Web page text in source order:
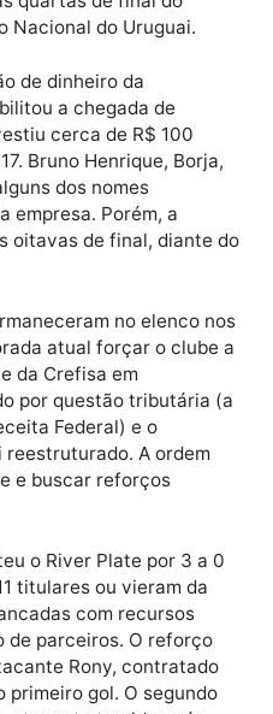
um elenco badalado
com a Traffic. Diego
foram alguns dos
quartas de final do
Nacional do Uruguai.
de dinheiro da
cerca de R$ 100
Bruno Henrique,
alguns dos nomes
empresa. Porém, a
oitavas de final, diante
atual forçar o
da Crefisa em
por questão tributária
Federal) e o
reestruturado. A ordem